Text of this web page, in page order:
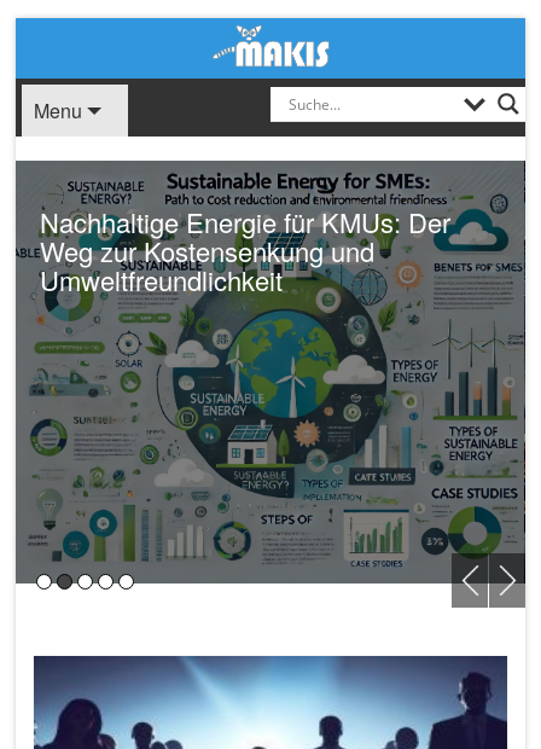
Menu
Nachhaltige Energie für KMUs: Der
Weg zur Kostensenkung und
Umweltfreundlichkeit